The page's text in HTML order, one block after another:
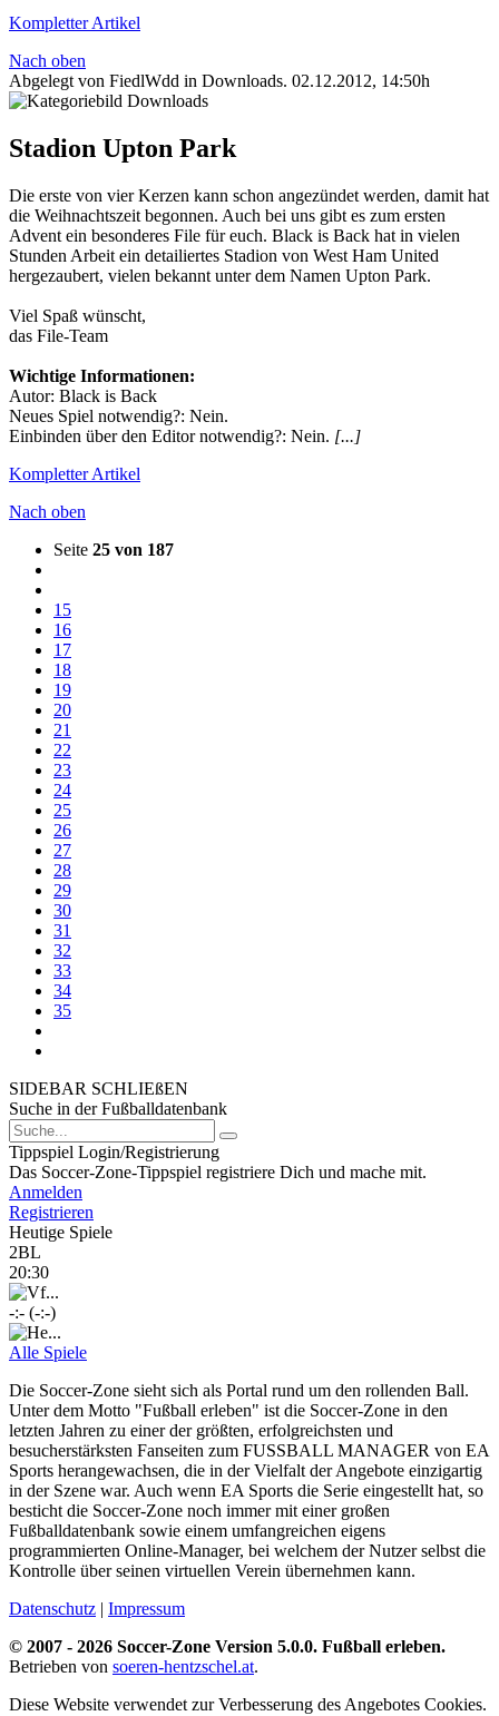
Kompletter Artikel
Nach oben
Abgelegt von FiedlWdd in Downloads. 02.12.2012, 14:50h
Stadion Upton Park
Die erste von vier Kerzen kann schon angezündet werden, damit hat
die Weihnachtszeit begonnen. Auch bei uns gibt es zum ersten
Advent ein besonderes File für euch. Black is Back hat in vielen
Stunden Arbeit ein detailiertes Stadion von West Ham United
hergezaubert, vielen bekannt unter dem Namen Upton Park.
Viel Spaß wünscht,
das File-Team
Wichtige Informationen:
Autor: Black is Back
Neues Spiel notwendig?: Nein.
Einbinden über den Editor notwendig?: Nein. [...]
Kompletter Artikel
Nach oben
Seite 25 von 187
15
16
17
18
19
20
21
22
23
24
25
26
27
28
29
30
31
32
33
34
35
SIDEBAR SCHLIEßEN
Suche in der Fußballdatenbank
Tippspiel Login/Registrierung
Das Soccer-Zone-Tippspiel registriere Dich und mache mit.
Anmelden
Registrieren
Heutige Spiele
2BL
20:30
-:- (-:-)
Alle Spiele
Die Soccer-Zone sieht sich als Portal rund um den rollenden Ball.
Unter dem Motto "Fußball erleben" ist die Soccer-Zone in den
letzten Jahren zu einer der größten, erfolgreichsten und
besucherstärksten Fanseiten zum FUSSBALL MANAGER von EA
Sports herangewachsen, die in der Vielfalt der Angebote einzigartig
in der Szene war. Auch wenn EA Sports die Serie eingestellt hat, so
besticht die Soccer-Zone noch immer mit einer großen
Fußballdatenbank sowie einem umfangreichen eigens
programmierten Online-Manager, bei welchem der Nutzer selbst die
Kontrolle über seinen virtuellen Verein übernehmen kann.
Datenschutz | Impressum
© 2007 - 2026 Soccer-Zone Version 5.0.0. Fußball erleben.
Betrieben von soeren-hentzschel.at.
Diese Website verwendet zur Verbesserung des Angebotes Cookies.